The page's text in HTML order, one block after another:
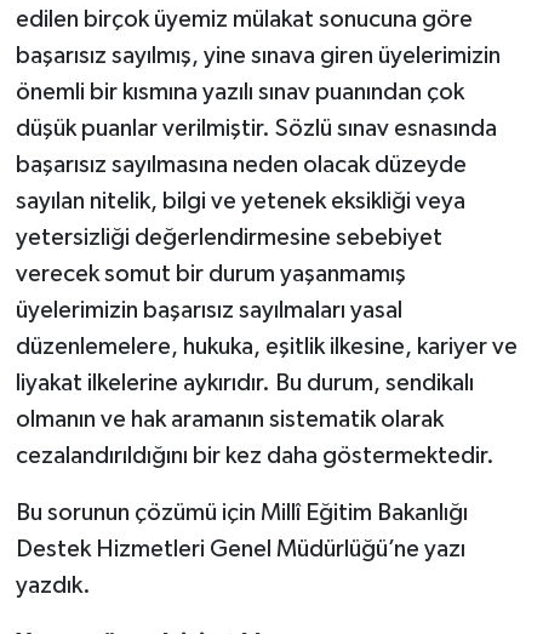
edilen birçok üyemiz mülakat sonucuna göre
başarısız sayılmış, yine sınava giren üyelerimizin
önemli bir kısmına yazılı sınav puanından çok
düşük puanlar verilmiştir. Sözlü sınav esnasında
başarısız sayılmasına neden olacak düzeyde
sayılan nitelik, bilgi ve yetenek eksikliği veya
yetersizliği değerlendirmesine sebebiyet
verecek somut bir durum yaşanmamış
üyelerimizin başarısız sayılmaları yasal
düzenlemelere, hukuka, eşitlik ilkesine, kariyer ve
liyakat ilkelerine aykırıdır. Bu durum, sendikalı
olmanın ve hak aramanın sistematik olarak
cezalandırıldığını bir kez daha göstermektedir.
Bu sorunun çözümü için Millî Eğitim Bakanlığı
Destek Hizmetleri Genel Müdürlüğü’ne yazı
yazdık.